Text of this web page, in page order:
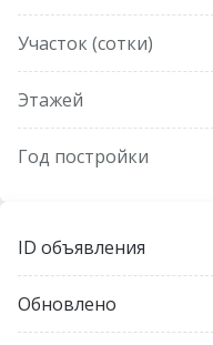
Участок (сотки)
Этажей
Год постройки
ID объявления
Обновлено